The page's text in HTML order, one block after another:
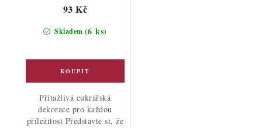
Skladem (6 ks)
93 Kč
Přitažlivá cukrářská
dekorace pro každou
příležitost Představte si, že